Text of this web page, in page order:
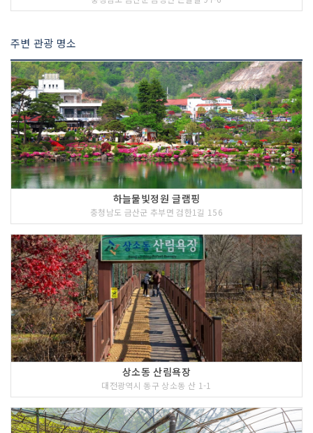
주변 관광 명소
하늘물빛정원 글램핑
충청남도 금산군 추부면 검한1길 156
상소동 산림욕장
대전광역시 동구 상소동 산 1-1